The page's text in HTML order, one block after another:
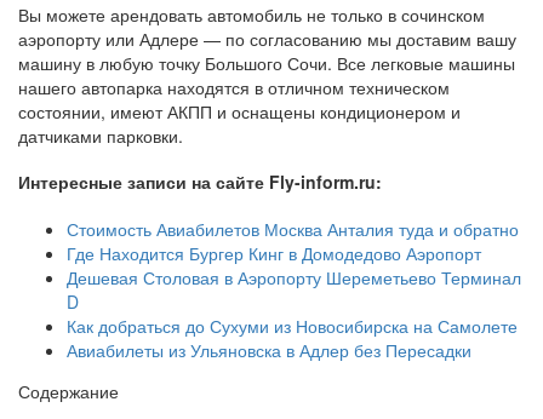
Вы можете арендовать автомобиль не только в сочинском
аэропорту или Адлере — по согласованию мы доставим вашу
машину в любую точку Большого Сочи. Все легковые машины
нашего автопарка находятся в отличном техническом
состоянии, имеют АКПП и оснащены кондиционером и
датчиками парковки.
Интересные записи на сайте Fly-inform.ru:
Стоимость Авиабилетов Москва Анталия туда и обратно
Где Находится Бургер Кинг в Домодедово Аэропорт
Дешевая Столовая в Аэропорту Шереметьево Терминал
D
Как добраться до Сухуми из Новосибирска на Самолете
Авиабилеты из Ульяновска в Адлер без Пересадки
Содержание